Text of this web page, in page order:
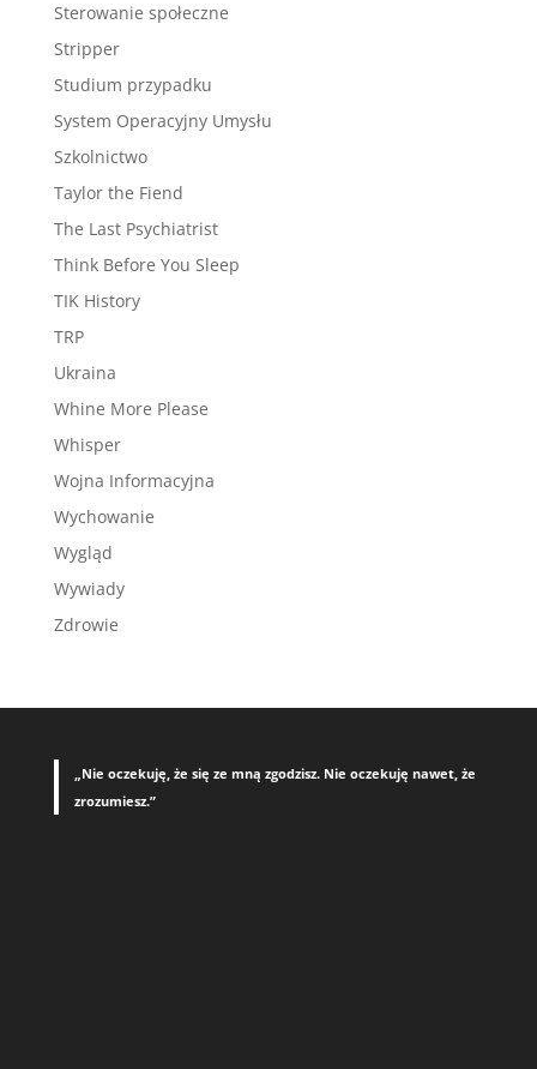
Sterowanie społeczne
Stripper
Studium przypadku
System Operacyjny Umysłu
Szkolnictwo
Taylor the Fiend
The Last Psychiatrist
Think Before You Sleep
TIK History
TRP
Ukraina
Whine More Please
Whisper
Wojna Informacyjna
Wychowanie
Wygląd
Wywiady
Zdrowie
„Nie oczekuję, że się ze mną zgodzisz. Nie oczekuję nawet, że
zrozumiesz.”